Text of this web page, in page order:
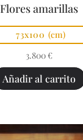
Flores amarillas
73x100 (cm)
3.800 €
Añadir al carrito